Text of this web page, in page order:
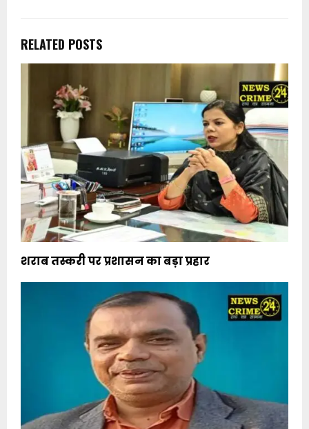
RELATED POSTS
शराब तस्करी पर प्रशासन का बड़ा प्रहार